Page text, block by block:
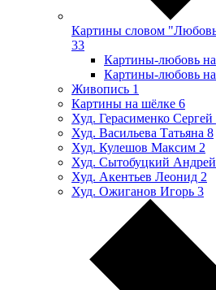
Картины словом
33
Картины-любовь
Картины-любовь на
Живопись 1
Картины на шёлке 6
Худ. Герасименко Сергей
Худ. Васильева Татьяна 8
Худ. Кулешов Максим 2
Худ. Сытобуцкий Андрей
Худ. Акентьев Леонид 2
Худ. Ожиганов Игорь 3